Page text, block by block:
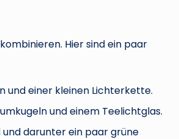
Hier sind ein paar
und einer kleinen Lichterkette.
und einem Teelichtglas.
darunter ein paar grüne